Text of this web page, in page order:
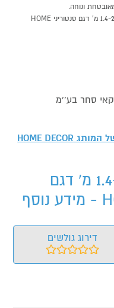
ונוחה.
אצלנו, קניות באינטרנט של שולחן אוכל נפתח 1.4-2.4 מ' דגם סנטוריני HOME
סחר בע''מ
המותג HOME DECOR
שולחן אוכל נפתח 1.4-2.4 מ' דגם
דירוג גולשים